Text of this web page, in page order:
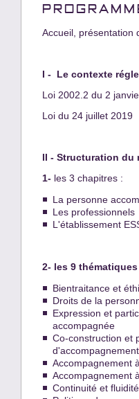
Accueil, présentation
I - Le contexte
Loi 2002.2 du 2
Loi du 24 juillet 2019
II - Structuration du
1- les 3 chapitres :
La personne
Les professionnels
L'établissement
2- les 9 thématiques
Bientraitance et
Droits de la
Expression et
accompagnée
Co-construction et
d'accompagnement
Accompagnement
Accompagnement
Continuité et